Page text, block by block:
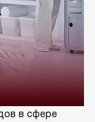
в сфере